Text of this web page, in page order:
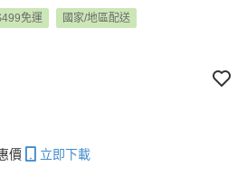
免運 國家/地區配送
價 立即下載